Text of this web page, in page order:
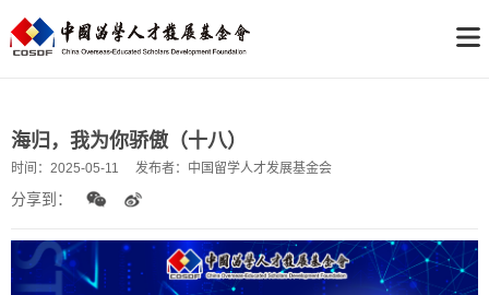
海归，我为你骄傲（十八）
时间： 2025-05-11 发布者： 中国留学人才发展基金会
分享到：